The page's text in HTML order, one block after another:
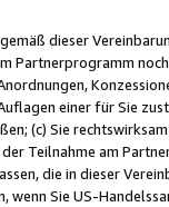
dieser
Partnerprogramm
einer für Sie
(c) Sie
Teilnahme am
die in dieser
wenn Sie US-